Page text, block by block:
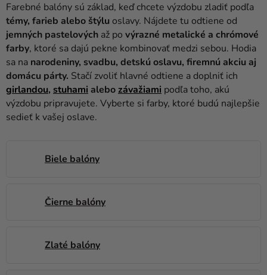
Svadba
Párty
Výzdoba
a
doplnky
Karnevalové
Pečenie
Darčeky
Farebné balóny sú základ, keď chcete výzdobu zladiť podľa
témy, farieb alebo štýlu oslavy. Nájdete tu odtiene od
jemných pastelových až po výrazné metalické a chrómové
farby, ktoré sa dajú pekne kombinovať medzi sebou. Hodia
sa na narodeniny, svadbu, detskú oslavu, firemnú akciu aj
domácu párty. Stačí zvoliť hlavné odtiene a doplniť ich
girlandou, stuhami alebo závažiami podľa toho, akú
výzdobu pripravujete. Vyberte si farby, ktoré budú najlepšie
sedieť k vašej oslave.
Biele balóny
Čierne balóny
Zlaté balóny